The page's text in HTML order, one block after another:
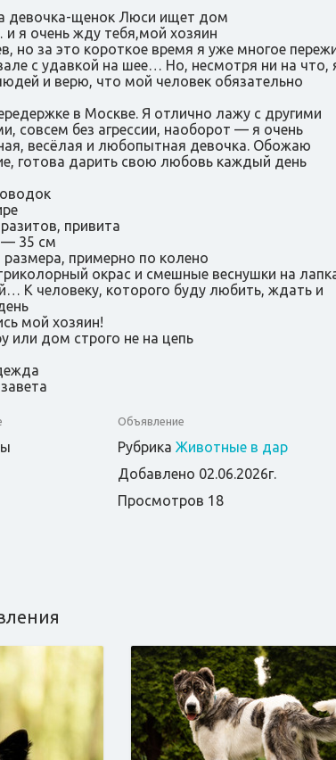
девочка-щенок Люси ищет дом
я очень жду тебя,мой хозяин
но за это короткое время я уже многое
с удавкой на шее… Но, несмотря ни на что,
и верю, что мой человек обязательно
в Москве. Я отлично лажу с другими
совсем без агрессии, наоборот — я очень
весёлая и любопытная девочка. Обожаю
готова дарить свою любовь каждый день
привита
— 35 см
размера, примерно по колено
окрас и смешные веснушки на
К человеку, которого буду любить, ждать и
мой хозяин!
или дом строго не на цепь
Объявление
Рубрика Животные в дар
Добавлено 02.06.2026г.
Просмотров 18